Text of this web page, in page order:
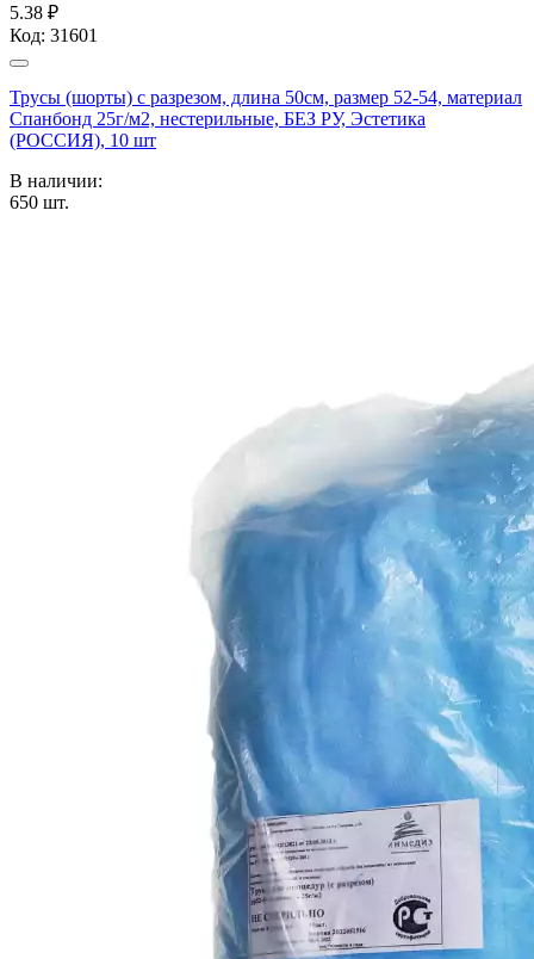
5.38 ₽
Код: 31601
Трусы (шорты) с разрезом, длина 50см, размер 52-54, материал
Спанбонд 25г/м2, нестерильные, БЕЗ РУ, Эстетика
(РОССИЯ), 10 шт
В наличии:
650 шт.